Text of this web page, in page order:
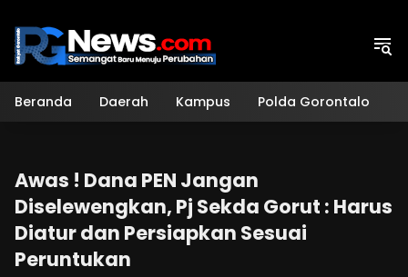
konten
Beranda Daerah Kampus Polda Gorontalo
Awas ! Dana PEN Jangan
Diselewengkan, Pj Sekda Gorut : Harus
Diatur dan Persiapkan Sesuai
Peruntukan